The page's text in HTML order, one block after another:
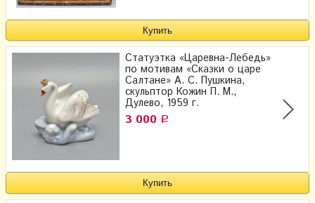
Статуэтка «Царевна-Лебедь»
по мотивам «Сказки о царе
Салтане» А. С. Пушкина,
скульптор Кожин П. М.,
Дулево, 1959 г.
3 000 Р